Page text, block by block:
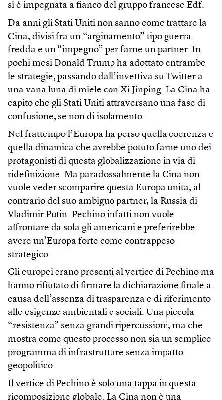
si è impegnata a fianco del gruppo francese Edf.
Da anni gli Stati Uniti non sanno come trattare la
Cina, divisi fra un “arginamento” tipo guerra
fredda e un “impegno” per farne un partner. In
pochi mesi Donald Trump ha adottato entrambe
le strategie, passando dall’invettiva su Twitter a
una vana luna di miele con Xi Jinping. La Cina ha
capito che gli Stati Uniti attraversano una fase di
confusione, se non di isolamento.
Nel frattempo l’Europa ha perso quella coerenza e
quella dinamica che avrebbe potuto farne uno dei
protagonisti di questa globalizzazione in via di
ridefinizione. Ma paradossalmente la Cina non
vuole veder scomparire questa Europa unita, al
contrario del suo ambiguo partner, la Russia di
Vladimir Putin. Pechino infatti non vuole
affrontare da sola gli americani e preferirebbe
avere un’Europa forte come contrappeso
strategico.
Gli europei erano presenti al vertice di Pechino ma
hanno rifiutato di firmare la dichiarazione finale a
causa dell’assenza di trasparenza e di riferimento
alle esigenze ambientali e sociali. Una piccola
“resistenza” senza grandi ripercussioni, ma che
mostra come questo processo non sia un semplice
programma di infrastrutture senza impatto
geopolitico.
Il vertice di Pechino è solo una tappa in questa
ricomposizione globale. La Cina non è una